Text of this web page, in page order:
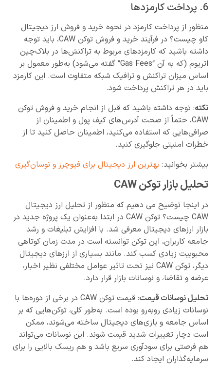
6. پرداخت کارمزدها
منظور از پرداخت کارمزد در نحوه خرید و فروش ارز دیجیتال
کاو چیست؟ در فرآیند خرید و فروش توکن CAW، باید توجه
داشته باشید که کارمزدهای مربوط به تراکنش‌ها در بلاک‌چین
اتریوم (که به آن “Gas Fees” گفته می‌شود) به‌طور معمول بر
اساس میزان تراکنش و ترافیک شبکه متفاوت است. این کارمزد
باید در هر تراکنش پرداخت شود.
نکته: توجه داشته باشید که قبل از انجام خرید و فروش توکن
CAW، حتماً از صحت آدرس‌های کیف پول و اطمینان از
صرافی‌هایی که استفاده می‌کنید، اطمینان حاصل کنید تا از
خطرات امنیتی جلوگیری کنید.
بیشتر بخوانید: بهترین ارز دیجیتال برای فیوچرز و نوسان‌گیری
تحلیل بازار توکن CAW
در اینجا توضیح می دهیم که منظور از تحلیل ارز دیجیتال
CAW چیست؟ توکن CAW در ابتدا به‌عنوان یک پروژه جدید در
بازار ارزهای دیجیتال معرفی شد. با افزایش تبلیغات و رشد
جامعه کاربران، این توکن توانسته است در مدت زمان کوتاهی
محبوبیت زیادی کسب کند. مانند بسیاری از ارزهای دیجیتال
دیگر، توکن CAW نیز تحت تاثیر عوامل مختلفی نظیر اخبار،
عرضه و تقاضا، و نوسانات بازار قرار دارد.
تحلیل نوسانات قیمت
: قیمت توکن CAW در برخی از دوره‌ها با
نوسانات زیادی روبه‌رو بوده است. به‌طور کلی، توکن‌هایی که بر
اساس جامعه و بازی‌های دیجیتال ساخته می‌شوند، ممکن
است دچار تغییرات شدید قیمت شوند. این نوسانات می‌تواند
هم فرصتی برای سودآوری سریع باشد و هم ریسک بالایی را برای
سرمایه‌گذاران ایجاد کند.